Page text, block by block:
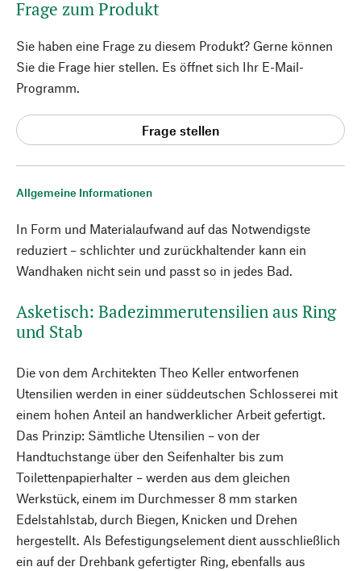
Allgemeine Informationen
In Form und Materialaufwand auf das Notwendigste
reduziert – schlichter und zurückhaltender kann ein
Wandhaken nicht sein und passt so in jedes Bad.
Asketisch: Badezimmerutensilien aus Ring
und Stab
Die von dem Architekten Theo Keller entworfenen
Utensilien werden in einer süddeutschen Schlosserei mit
einem hohen Anteil an handwerklicher Arbeit gefertigt.
Das Prinzip: Sämtliche Utensilien – von der
Handtuchstange über den Seifenhalter bis zum
Toilettenpapierhalter – werden aus dem gleichen
Werkstück, einem im Durchmesser 8 mm starken
Edelstahlstab, durch Biegen, Knicken und Drehen
hergestellt. Als Befestigungselement dient ausschließlich
ein auf der Drehbank gefertigter Ring, ebenfalls aus
Frage zum Produkt
Sie haben eine Frage zu diesem Produkt? Gerne können
Sie die Frage hier stellen. Es öffnet sich Ihr E-Mail-
Programm.
Frage stellen